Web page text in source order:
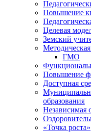
Повышение
Целевая
Земский
ГМО
Повышение
Доступная
образования
Независимая
«Точка роста»